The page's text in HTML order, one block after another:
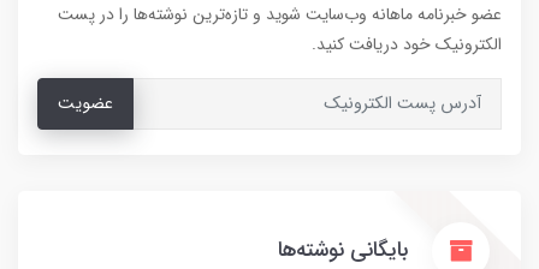
عضو خبرنامه ماهانه وب‌سایت شوید و تازه‌ترین نوشته‌ها را در پست
الکترونیک خود دریافت کنید.
عضویت
بایگانی نوشته‌ها